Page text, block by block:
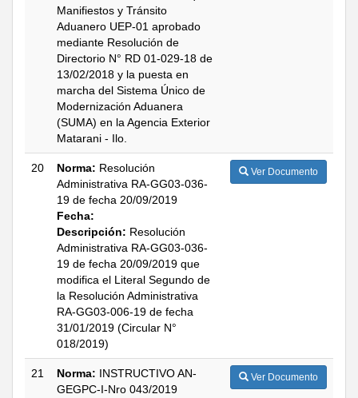
Manifiestos y Tránsito
Aduanero UEP-01 aprobado
mediante Resolución de
Directorio N° RD 01-029-18 de
13/02/2018 y la puesta en
marcha del Sistema Único de
Modernización Aduanera
(SUMA) en la Agencia Exterior
Matarani - Ilo.
20 Norma: Resolución
Administrativa RA-GG03-036-
19 de fecha 20/09/2019
Fecha:
Descripción: Resolución
Administrativa RA-GG03-036-
19 de fecha 20/09/2019 que
modifica el Literal Segundo de
la Resolución Administrativa
RA-GG03-006-19 de fecha
31/01/2019 (Circular N°
018/2019)
Ver Documento
21 Norma: INSTRUCTIVO AN-
GEGPC-I-Nro 043/2019
Ver Documento